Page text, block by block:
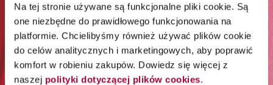
Na tej stronie używane są funkcjonalne pliki cookie. Są
one niezbędne do prawidłowego funkcjonowania na
platformie. Chcielibyśmy również używać plików cookie
do celów analitycznych i marketingowych, aby poprawić
komfort w robieniu zakupów. Dowiedz się więcej z
naszej polityki dotyczącej plików cookies.
*Rabat jest jednorazowy. Obejmuje marki Wella
Professionals (z wyłączeniem Wella Care, Wella Technik i
akcesoriów) i Londa Professional.
Zapisz się do newslettera: